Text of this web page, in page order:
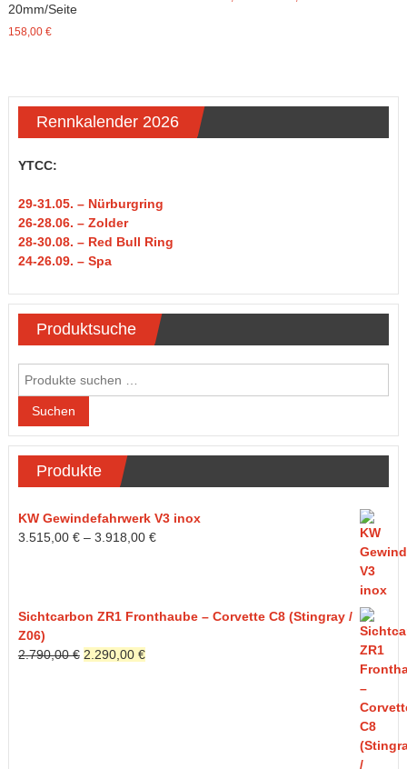
20mm/Seite
158,00 €
Rennkalender 2026
YTCC:
29-31.05. – Nürburgring
26-28.06. – Zolder
28-30.08. – Red Bull Ring
24-26.09. – Spa
Produktsuche
Suchen
Produkte
KW Gewindefahrwerk V3 inox
3.515,00 €– 3.918,00 €
Sichtcarbon ZR1 Fronthaube – Corvette C8 (Stingray /
Z06)
2.790,00€ Ursprünglicher
2.290,00 €Aktueller